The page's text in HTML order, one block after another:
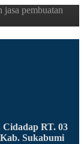
pembuatan
RT. 03
Sukabumi